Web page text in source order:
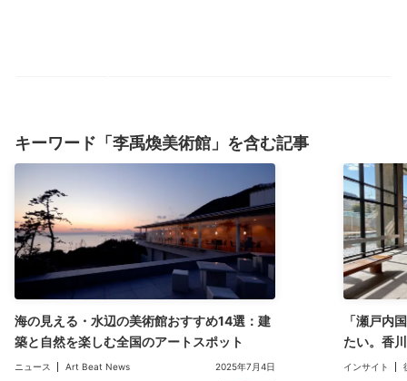
キーワード「李禹煥美術館」を含む記事
海の見える・水辺の美術館おすすめ14選：建
築と自然を楽しむ全国のアートスポット
ニュース Art Beat News 2025年7月4日
「瀬戸内
たい。香
インサイト